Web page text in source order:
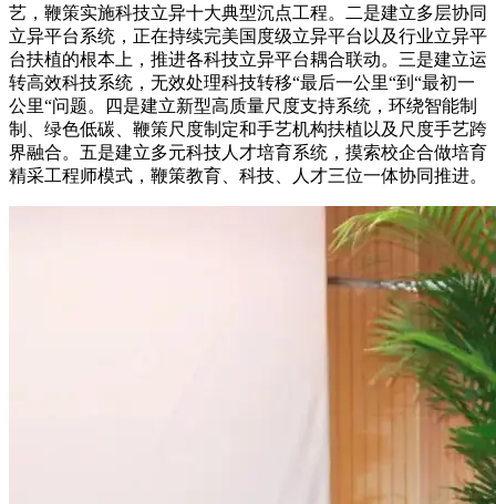
艺，鞭策实施科技立异十大典型沉点工程。二是建立多层协同
立异平台系统，正在持续完美国度级立异平台以及行业立异平
台扶植的根本上，推进各科技立异平台耦合联动。三是建立运
转高效科技系统，无效处理科技转移“最后一公里“到“最初一
公里“问题。四是建立新型高质量尺度支持系统，环绕智能制
制、绿色低碳、鞭策尺度制定和手艺机构扶植以及尺度手艺跨
界融合。五是建立多元科技人才培育系统，摸索校企合做培育
精采工程师模式，鞭策教育、科技、人才三位一体协同推进。